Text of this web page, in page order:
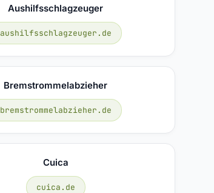
Aushilfsschlagzeuger
aushilfsschlagzeuger.de
Bremstrommelabzieher
bremstrommelabzieher.de
Cuica
cuica.de